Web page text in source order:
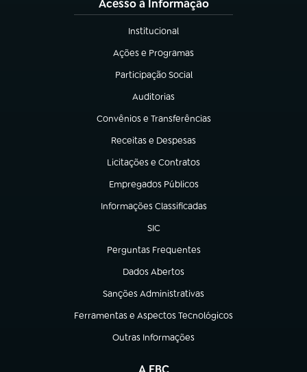
Acesso à Informação
Institucional
(abre em nova aba)
Ações e Programas
(abre em nova aba)
Participação Social
(abre em nova aba)
Auditorias
(abre em nova aba)
Convênios e Transferências
(abre em nova aba)
Receitas e Despesas
(abre em nova aba)
Licitações e Contratos
(abre em nova aba)
Empregados Públicos
(abre em nova aba)
Informações Classificadas
(abre em nova aba)
SIC
(abre em nova aba)
Perguntas Frequentes
(abre em nova aba)
Dados Abertos
(abre em nova aba)
Sanções Administrativas
(abre em nova aba)
Ferramentas e Aspectos Tecnológicos
(abre em nova aba)
Outras Informações
(abre em nova aba)